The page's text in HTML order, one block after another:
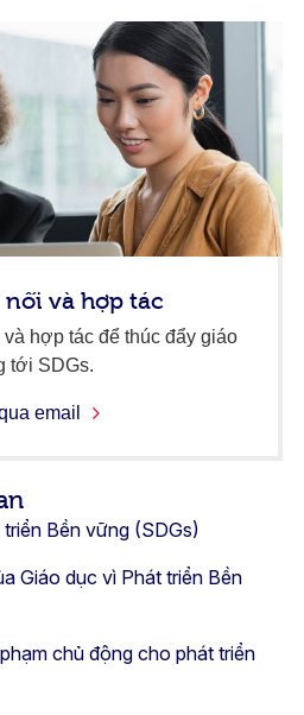
và hợp tác
hợp tác để thúc đẩy giáo
tới SDGs.
email
Bền vững (SDGs)
Giáo dục vì Phát triển Bền
chủ động cho phát triển